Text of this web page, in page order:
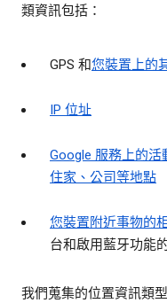
類資訊包括：
GPS 和您裝置上的
IP 位址
Google 服務上的活
住家、公司等地點
您裝置附近事物的
台和啟用藍牙功能
我們蒐集的位置資訊類